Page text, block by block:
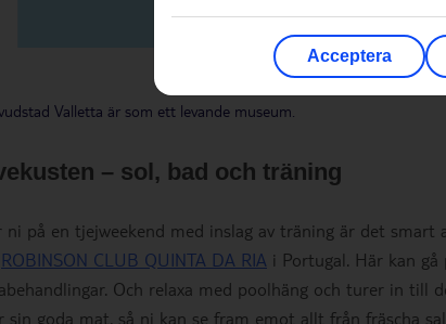
Valletta är som ett levande museum.
– sol, bad och träning
ni på en tjejweekend med inslag av träning är det
ROBINSON CLUB QUINTA DA RIA i Portugal. Här kan gå
Och relaxa med poolhäng och turer in till
sin goda mat, så ni kan se fram emot allt från fräscha
Acceptera